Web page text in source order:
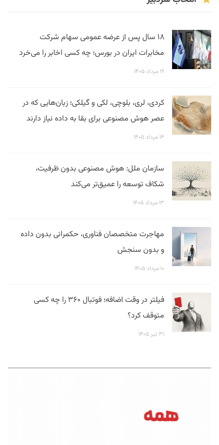
۱۸ سال پس از عرضه عمومی سهام شرکت
مخابرات ایران در بورس؛ چه کسی اخابر را می‌خرد
۱۹ مرداد ۱۴۰۵
کردی، لری، بلوچی، لکی و گیلکی؛ زبان‌هایی که در
عصر هوش مصنوعی برای بقا به داده نیاز دارند
۱۴ مرداد ۱۴۰۵
سازمان ملل: هوش مصنوعی بدون ظرفیت،
شکاف توسعه را عمیق‌تر می‌کند
۱۳ مرداد ۱۴۰۵
مهاجرت متخصصان فناوری، حکمرانی بدون داده
و بدون سنجش
۱۰ مرداد ۱۴۰۵
فیلتر در وقت اضافه؛ فوتبال ۳۶۰ را چه کسی
متوقف کرد؟
۳۱ تیر ۱۴۰۵